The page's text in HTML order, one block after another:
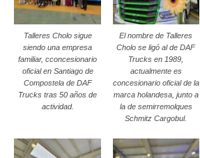
Talleres Cholo sigue
siendo una empresa
familiar, cconcesionario
oficial en Santiago de
Compostela de DAF
Trucks tras 50 años de
actividad.
El nombre de Talleres
Cholo se ligó al de DAF
Trucks en 1989,
actualmente es
concesionario oficial de la
marca holandesa, junto a
la de semirremolques
Schmitz Cargobul.